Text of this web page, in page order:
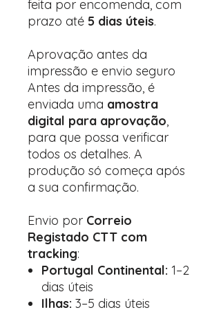
feita por encomenda, com
prazo até 5 dias úteis.
Aprovação antes da
impressão e envio seguro
Antes da impressão, é
enviada uma amostra
digital para aprovação,
para que possa verificar
todos os detalhes. A
produção só começa após
a sua confirmação.
Envio por Correio
Registado CTT com
tracking:
Portugal Continental: 1–2
dias úteis
Ilhas: 3–5 dias úteis